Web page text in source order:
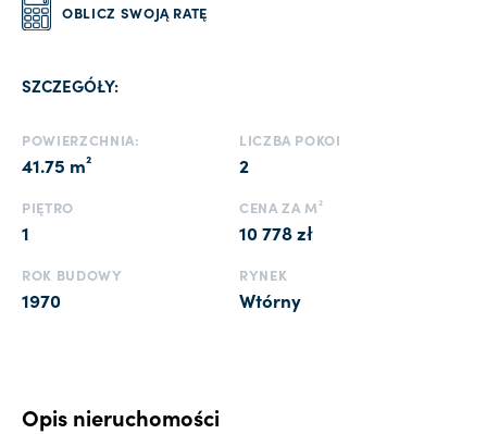
OBLICZ SWOJĄ RATĘ
SZCZEGÓŁY:
POWIERZCHNIA:
41.75 m²
LICZBA POKOI
2
PIĘTRO
1
CENA ZA M²
10 778 zł
ROK BUDOWY
1970
RYNEK
Wtórny
Opis nieruchomości